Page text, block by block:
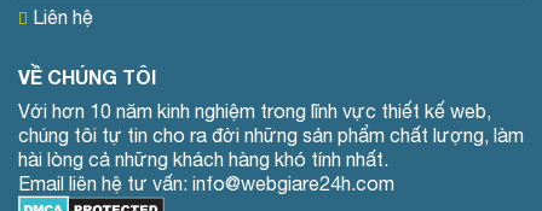
Liên hệ
VỀ CHÚNG TÔI
Với hơn 10 năm kinh nghiệm trong lĩnh vực thiết kế web,
chúng tôi tự tin cho ra đời những sản phẩm chất lượng, làm
hài lòng cả những khách hàng khó tính nhất.
Email liên hệ tư vấn: info@webgiare24h.com